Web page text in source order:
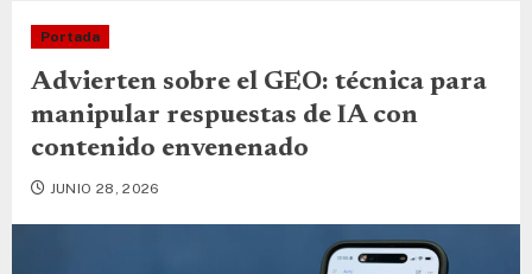
Portada
Advierten sobre el GEO: técnica para
manipular respuestas de IA con
contenido envenenado
JUNIO 28, 2026